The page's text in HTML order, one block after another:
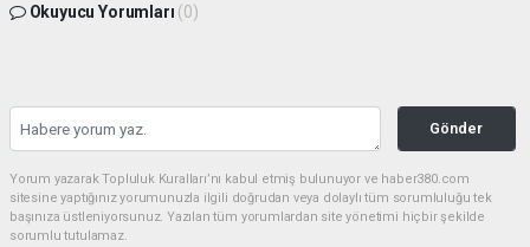
Okuyucu Yorumları (0)
Gönder
Yorum yazarak Topluluk Kuralları’nı kabul etmiş bulunuyor ve haber380.com
sitesine yaptığınız yorumunuzla ilgili doğrudan veya dolaylı tüm sorumluluğu tek
başınıza üstleniyorsunuz. Yazılan tüm yorumlardan site yönetimi hiçbir şekilde
sorumlu tutulamaz.